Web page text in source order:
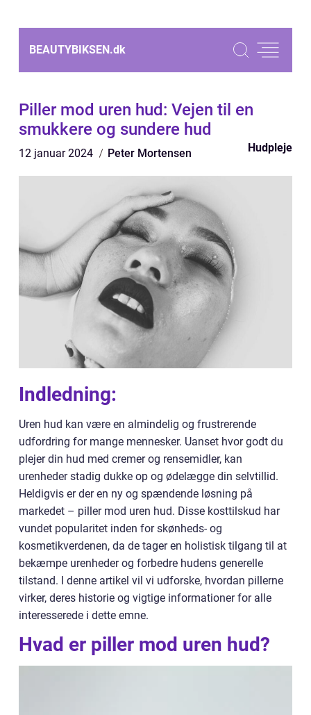
BEAUTYBIKSEN.dk
Piller mod uren hud: Vejen til en
smukkere og sundere hud
12 januar 2024 Peter Mortensen Hudpleje
Indledning:
Uren hud kan være en almindelig og frustrerende
udfordring for mange mennesker. Uanset hvor godt du
plejer din hud med cremer og rensemidler, kan
urenheder stadig dukke op og ødelægge din selvtillid.
Heldigvis er der en ny og spændende løsning på
markedet – piller mod uren hud. Disse kosttilskud har
vundet popularitet inden for skønheds- og
kosmetikverdenen, da de tager en holistisk tilgang til at
bekæmpe urenheder og forbedre hudens generelle
tilstand. I denne artikel vil vi udforske, hvordan pillerne
virker, deres historie og vigtige informationer for alle
interesserede i dette emne.
Hvad er piller mod uren hud?